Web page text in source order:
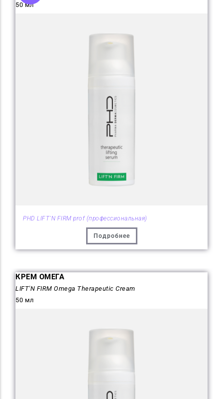
50 мл
PHD LIFT`N FIRM prof (профессиональная)
Подробнее
КРЕМ ОМЕГА
LIFT'N FIRM Omega Therapeutic Cream
50 мл